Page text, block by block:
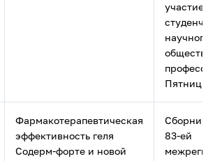
Фармакотерапевтическая
эффективность геля
Содерм-форте и новой
83-ей